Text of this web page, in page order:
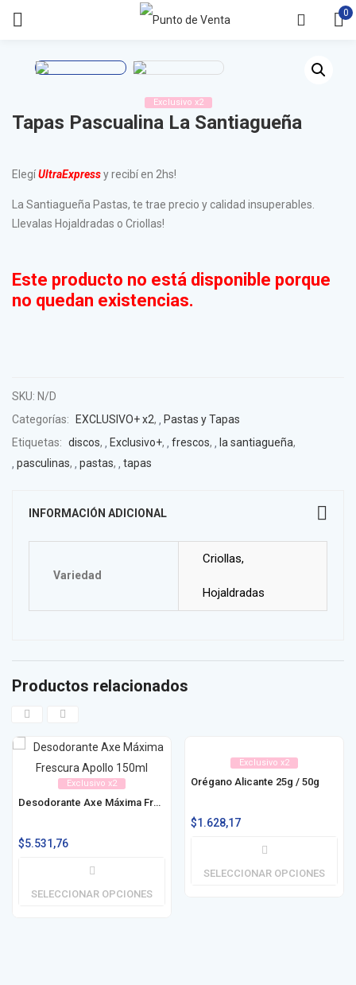
0
Exclusivo x2
Tapas Pascualina La Santiagueña
ElegíUltraExpressy recibí en 2hs!
La Santiagueña Pastas, te trae precio y calidad insuperables.
Llevalas Hojaldradas o Criollas!
Este producto no está disponible porque
no quedan existencias.
SKU: N/D
Categorías:
EXCLUSIVO+ x2,
Pastas y Tapas
Etiquetas: discos, Exclusivo+, frescos, la santiagueña,
pasculinas, pastas, tapas
INFORMACIÓN ADICIONAL
Variedad
Criollas,
Hojaldradas
Productos relacionados
Exclusivo x2
Desodorante Axe Máxima Frescura 150ml
$5.531,76
SELECCIONAR OPCIONES
Exclusivo x2
Orégano Alicante 25g / 50g
$1.628,17
SELECCIONAR OPCIONES